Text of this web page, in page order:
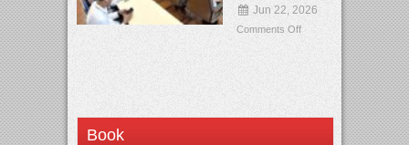
Jun 22, 2026
Comments Off
Book